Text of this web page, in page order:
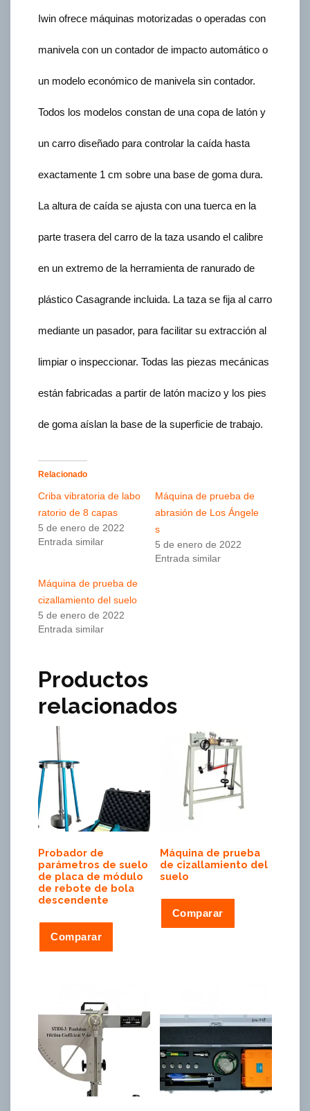
Iwin ofrece máquinas motorizadas o operadas con
manivela con un contador de impacto automático o
un modelo económico de manivela sin contador.
Todos los modelos constan de una copa de latón y
un carro diseñado para controlar la caída hasta
exactamente 1 cm sobre una base de goma dura.
La altura de caída se ajusta con una tuerca en la
parte trasera del carro de la taza usando el calibre
en un extremo de la herramienta de ranurado de
plástico Casagrande incluida. La taza se fija al carro
mediante un pasador, para facilitar su extracción al
limpiar o inspeccionar. Todas las piezas mecánicas
están fabricadas a partir de latón macizo y los pies
de goma aíslan la base de la superficie de trabajo.
Relacionado
Criba vibratoria de labo
ratorio de 8 capas
5 de enero de 2022
Entrada similar
Máquina de prueba de
abrasión de Los Ángele
s
5 de enero de 2022
Entrada similar
Máquina de prueba de
cizallamiento del suelo
5 de enero de 2022
Entrada similar
Productos
relacionados
Probador de
parámetros de suelo
de placa de módulo
de rebote de bola
descendente
Comparar
Máquina de prueba
de cizallamiento del
suelo
Comparar